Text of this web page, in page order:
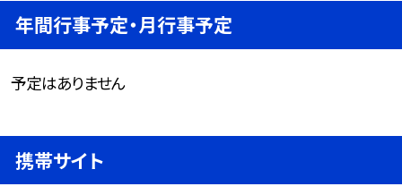
年間行事予定・月行事予定
予定はありません
携帯サイト